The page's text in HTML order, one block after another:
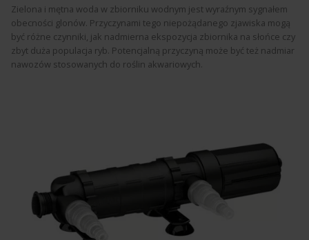
Zielona i mętna woda w zbiorniku wodnym jest wyraźnym sygnałem
obecności glonów. Przyczynami tego niepożądanego zjawiska mogą
być różne czynniki, jak nadmierna ekspozycja zbiornika na słońce czy
zbyt duża populacja ryb. Potencjalną przyczyną może być też nadmiar
nawozów stosowanych do roślin akwariowych.